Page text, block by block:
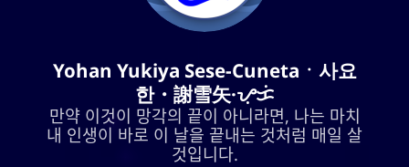
Yohan Yukiya Sese-Cunetaㆍ사요
한・謝雪矢·ᜌᜓᜃᜒ
만약 이것이 망각의 끝이 아니라면, 나는 마치
내 인생이 바로 이 날을 끝내는 것처럼 매일 살
것입니다.
Yohan Yukiya Sese-Cunetaㆍ사요
한・謝雪矢·ᜌᜓᜃᜒ
만약 이것이 망각의 끝이 아니라면, 나는 마치
내 인생이 바로 이 날을 끝내는 것처럼 매일 살
것입니다.